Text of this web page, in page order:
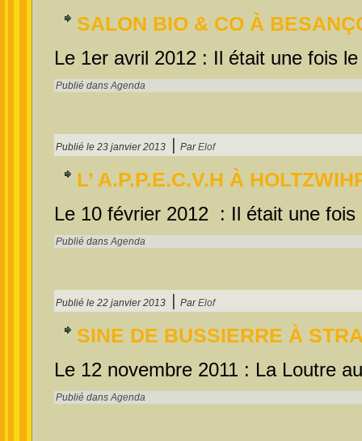
SALON BIO & CO À
Le 1er avril 2012 : Il était une fois
Publié dans Agenda
Publié le 23 janvier 2013 Par Elof
L’ A.P.P.E.C.V.H À
Le 10 février 2012 : Il était une fois
Publié dans Agenda
Publié le 22 janvier 2013 Par Elof
SINE DE BUSSIERRE À
Le 12 novembre 2011 : La Loutre
Publié dans Agenda